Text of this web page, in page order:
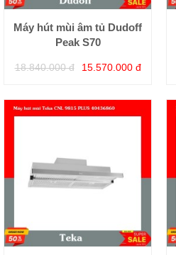
Máy hút mùi âm tủ Dudoff
Peak S70
18.840.000 đ 15.570.000 đ